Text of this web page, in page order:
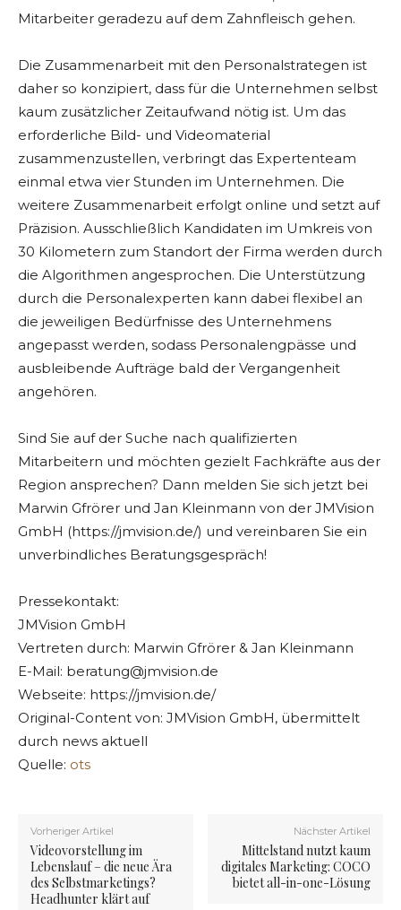
Mitarbeiter geradezu auf dem Zahnfleisch gehen.
Die Zusammenarbeit mit den Personalstrategen ist
daher so konzipiert, dass für die Unternehmen selbst
kaum zusätzlicher Zeitaufwand nötig ist. Um das
erforderliche Bild- und Videomaterial
zusammenzustellen, verbringt das Expertenteam
einmal etwa vier Stunden im Unternehmen. Die
weitere Zusammenarbeit erfolgt online und setzt auf
Präzision. Ausschließlich Kandidaten im Umkreis von
30 Kilometern zum Standort der Firma werden durch
die Algorithmen angesprochen. Die Unterstützung
durch die Personalexperten kann dabei flexibel an
die jeweiligen Bedürfnisse des Unternehmens
angepasst werden, sodass Personalengpässe und
ausbleibende Aufträge bald der Vergangenheit
angehören.
Sind Sie auf der Suche nach qualifizierten
Mitarbeitern und möchten gezielt Fachkräfte aus der
Region ansprechen? Dann melden Sie sich jetzt bei
Marwin Gfrörer und Jan Kleinmann von der JMVision
GmbH (https://jmvision.de/) und vereinbaren Sie ein
unverbindliches Beratungsgespräch!
Pressekontakt:
JMVision GmbH
Vertreten durch: Marwin Gfrörer & Jan Kleinmann
E-Mail: beratung@jmvision.de
Webseite: https://jmvision.de/
Original-Content von: JMVision GmbH, übermittelt
durch news aktuell
Quelle: ots
Vorheriger Artikel
Videovorstellung im
Lebenslauf – die neue Ära
des Selbstmarketings?
Headhunter klärt auf
Nächster Artikel
Mittelstand nutzt kaum
digitales Marketing: COCO
bietet all-in-one-Lösung